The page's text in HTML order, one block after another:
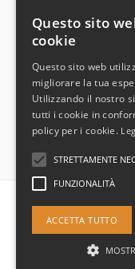
Valvole Common rail
Valvula Common Rail
Valvole Common rail
Valvula Common Rail
Valvole di
retourn Valves /
de pressao e no retorno
Diesel Parts Srl -
P.IVA 00637481201
Questo sito
cookie
Questo sito web
migliorare la tua
Utilizzando il nostro
tutti i cookie in
policy per i cookie.
STRETTAMENTE
FUNZIONALITÀ
ACCETTA TUTTO